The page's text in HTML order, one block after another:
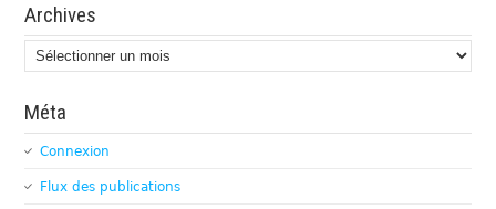
Archives
Archives
Méta
Connexion
Flux des publications